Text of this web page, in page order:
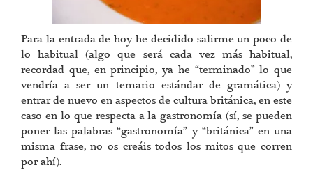
Para la entrada de hoy he decidido salirme un poco de
lo habitual (algo que será cada vez más habitual,
recordad que, en principio, ya he “terminado” lo que
vendría a ser un temario estándar de gramática) y
entrar de nuevo en aspectos de cultura británica, en este
caso en lo que respecta a la gastronomía (sí, se pueden
poner las palabras “gastronomía” y “británica” en una
misma frase, no os creáis todos los mitos que corren
por ahí).